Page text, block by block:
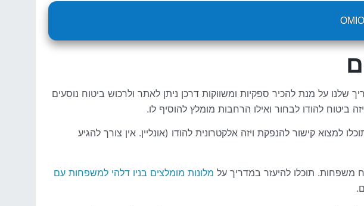
שלנו על מנת להכיר ספקיות ומשווקות דרכן ניתן לאתר ולרכוש ביטוח נוסעים
ביטוח להודו לבחור ואילו הרחבות מומלץ להוסיף לו.
למצוא קישור להנפקת ויזה אלקטרונית להודו (אונליין. אין צורך להגיע
משפחות. תוכלו להיעזר במדריך על מלונות מומלצים בניו דלהי למשפחות עם